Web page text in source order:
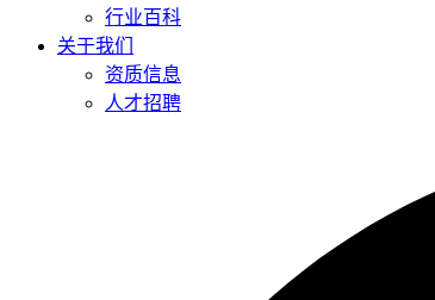
行业百科
关于我们
资质信息
人才招聘